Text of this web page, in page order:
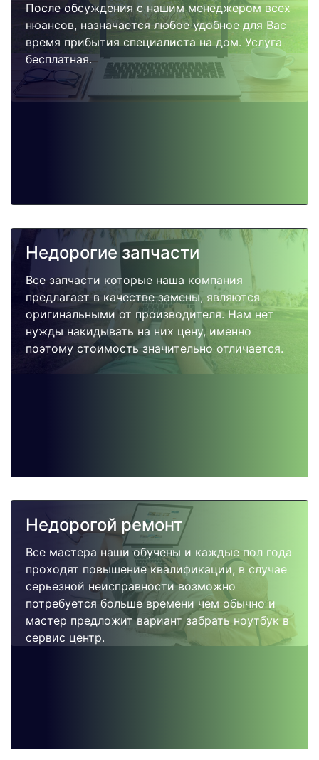
После обсуждения с нашим менеджером всех
нюансов, назначается любое удобное для Вас
время прибытия специалиста на дом. Услуга
бесплатная.
Недорогие запчасти
Все запчасти которые наша компания
предлагает в качестве замены, являются
оригинальными от производителя. Нам нет
нужды накидывать на них цену, именно
поэтому стоимость значительно отличается.
Недорогой ремонт
Все мастера наши обучены и каждые пол года
проходят повышение квалификации, в случае
серьезной неисправности возможно
потребуется больше времени чем обычно и
мастер предложит вариант забрать ноутбук в
сервис центр.